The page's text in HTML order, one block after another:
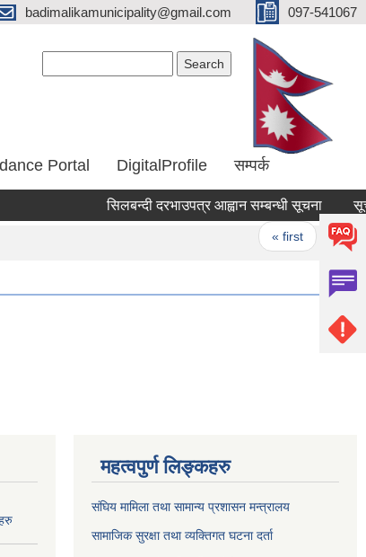
badimalikamunicipality@gmail.com 097-541067
Portal DigitalProfile सम्पर्क
सिलबन्दी दरभाउपत्र आह्वान सम्बन्धी सूचना
« first ‹
महत्वपुर्ण लिङ्कहरु
संघिय मामिला तथा सामान्य प्रशासन मन्त्रालय
सामाजिक सुरक्षा तथा व्यक्तिगत घटना दर्ता